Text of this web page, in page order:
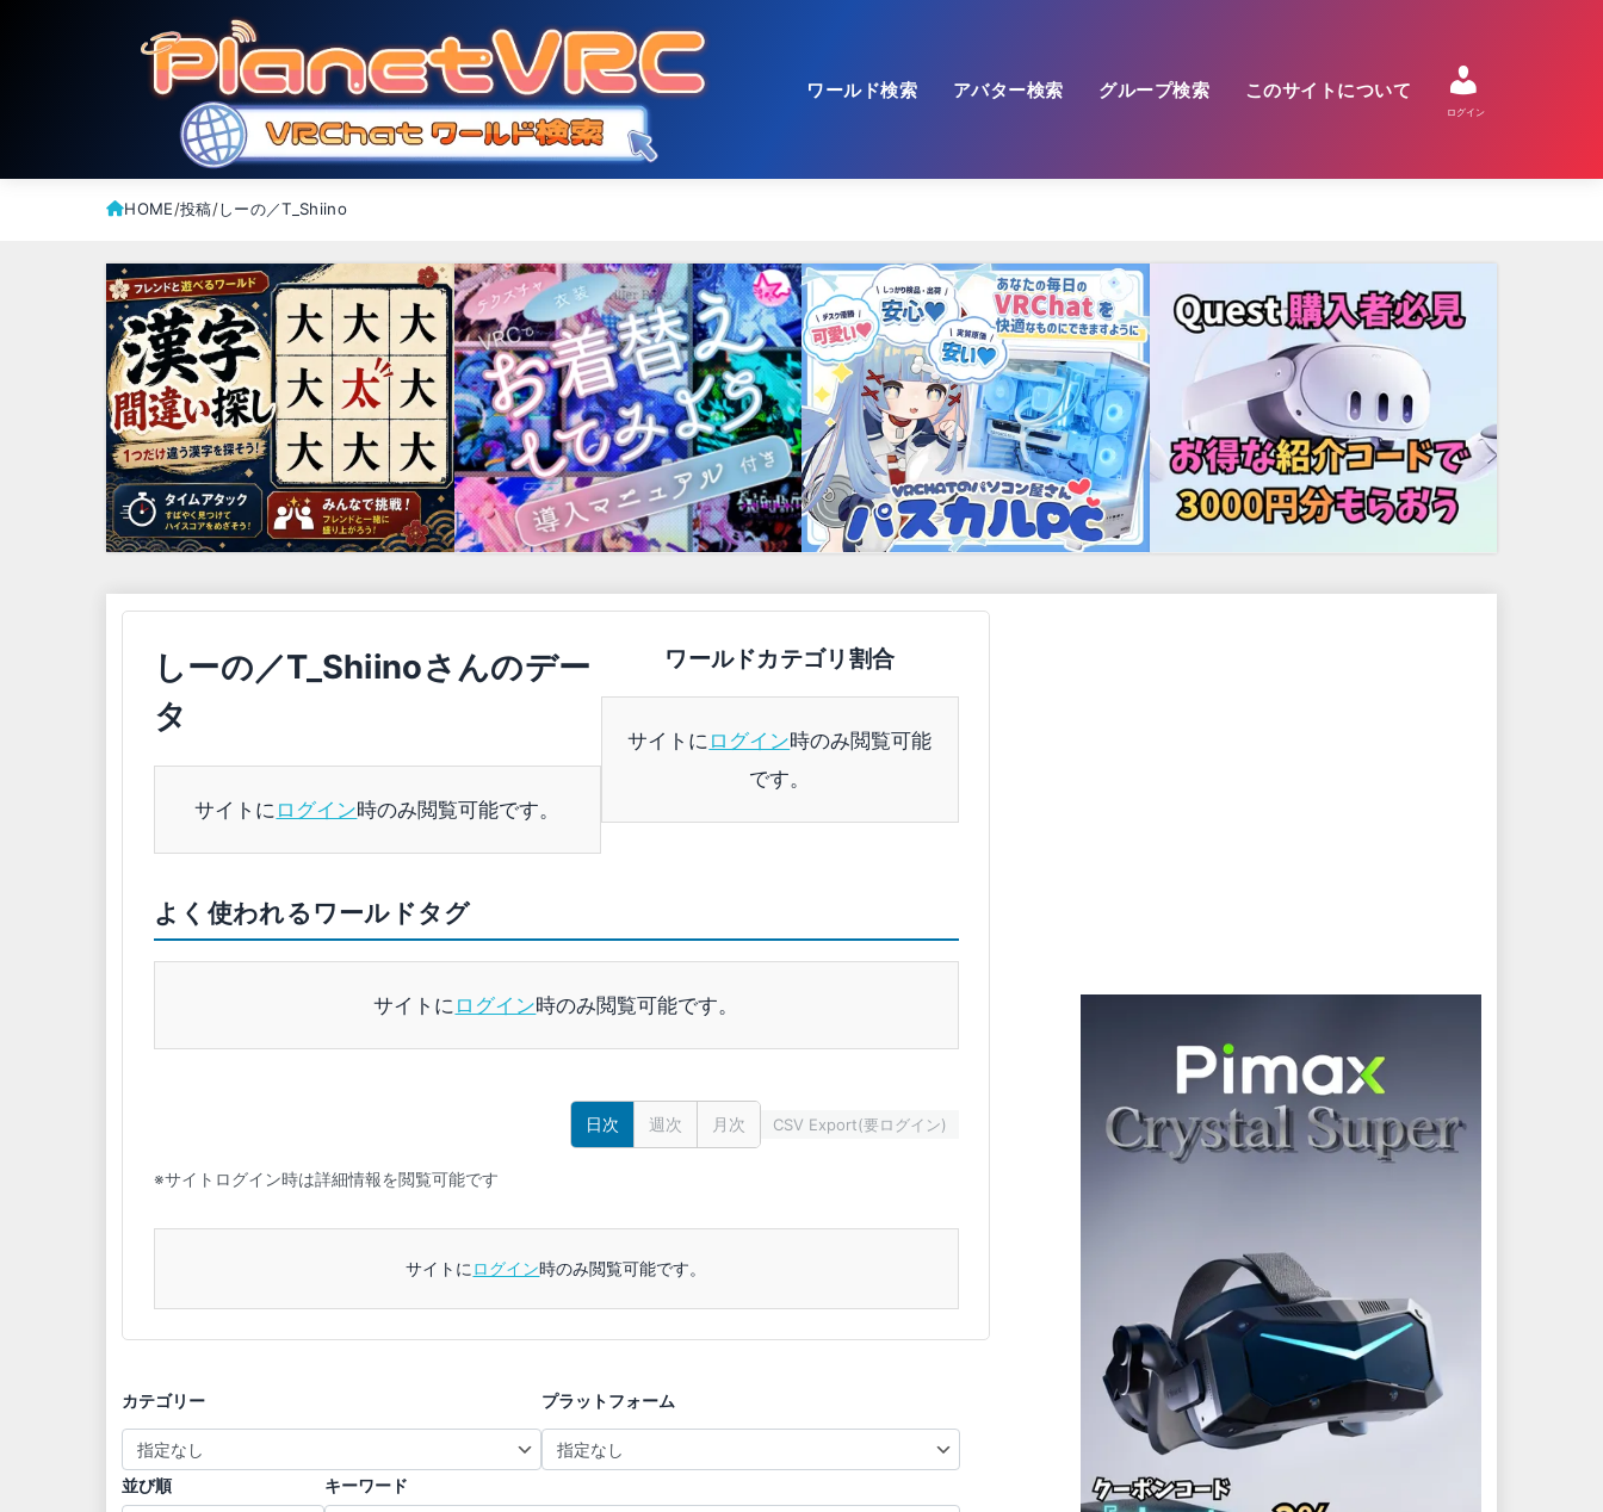
ワールド検索 アバター検索 グループ検索 このサイトについて
ログイン
HOME 投稿 しーの／T_Shiino
しーの／T_Shiinoさんのデー
タ
サイトにログイン時のみ閲覧可能です。
ワールドカテゴリ割合
サイトに ログイン時のみ閲覧可能
です。
よく使われるワールドタグ
サイトに ログイン時のみ閲覧可能です。
日次 週次 月次 CSV Export(要ログイン)
※サイトログイン時は詳細情報を閲覧可能です
サイトに ログイン時のみ閲覧可能です。
カテゴリー プラットフォーム
並び順 キーワード